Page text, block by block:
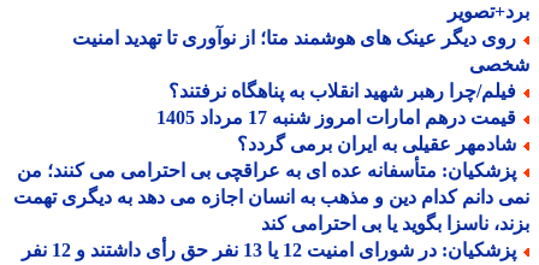
دیگر عینک های هوشمند متا؛ از نوآوری تا تهدید امنیت
چرا رهبر شهید انقلاب به پناهگاه نرفتند؟
درهم امارات امروز شنبه 17 مرداد 1405
عقیلی به ایران برمی گردد؟
متأسفانه عده ای به عراقچی بی احترامی می کنند؛ من
دانم کدام دین و مذهب به انسان اجازه می دهد به دیگری تهمت
ناسزا بگوید یا بی احترامی کند
پزشکیان: در شورای امنیت 12 یا 13 نفر حق رأی داشتند و 12 نفر